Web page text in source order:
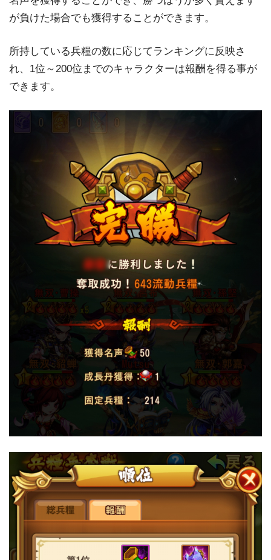
が負けた場合でも獲得することができます。
所持している兵糧の数に応じてランキングに反映さ
れ、1位～200位までのキャラクターは報酬を得る事が
できます。